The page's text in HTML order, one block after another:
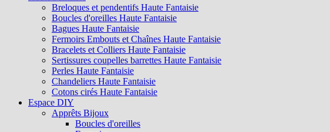
Breloques et pendentifs Haute Fantaisie
Boucles d'oreilles Haute Fantaisie
Bagues Haute Fantaisie
Fermoirs Embouts et Chaînes Haute Fantaisie
Bracelets et Colliers Haute Fantaisie
Sertissures coupelles barrettes Haute Fantaisie
Perles Haute Fantaisie
Chandeliers Haute Fantaisie
Cotons cirés Haute Fantaisie
Espace DIY
Apprêts Bijoux
Boucles d'oreilles